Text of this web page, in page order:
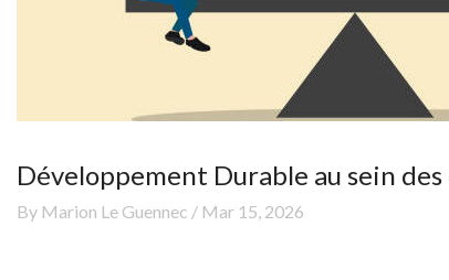
Développement Durable au sein
By Marion Le Guennec / Mar 15, 2026